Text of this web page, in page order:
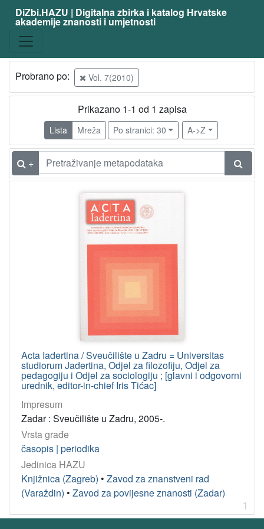
DiZbi.HAZU | Digitalna zbirka i katalog Hrvatske
akademije znanosti i umjetnosti
Probrano po: Vol. 7(2010)
Prikazano 1-1 od 1 zapisa
Lista Mreža Po stranici: 30 A->Z
+
Acta Iadertina / Sveučilište u Zadru = Universitas
studiorum Jadertina, Odjel za filozofiju, Odjel za
pedagogiju i Odjel za sociologiju ; [glavni i odgovorni
urednik, editor-in-chief Iris Tićac]
Impresum
Zadar : Sveučilište u Zadru, 2005-.
Vrsta građe
časopis | periodika
Jedinica HAZU
Knjižnica (Zagreb) • Zavod za znanstveni rad
(Varaždin) • Zavod za povijesne znanosti (Zadar)
1